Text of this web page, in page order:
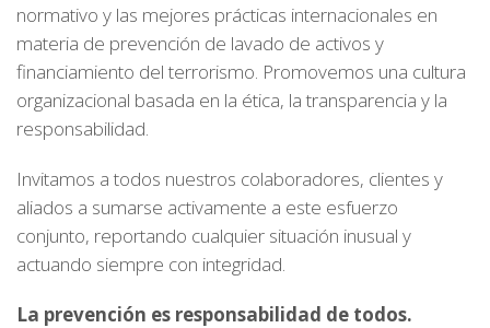
normativo y las mejores prácticas internacionales en
materia de prevención de lavado de activos y
financiamiento del terrorismo. Promovemos una cultura
organizacional basada en la ética, la transparencia y la
responsabilidad.
Invitamos a todos nuestros colaboradores, clientes y
aliados a sumarse activamente a este esfuerzo
conjunto, reportando cualquier situación inusual y
actuando siempre con integridad.
La prevención es responsabilidad de todos.